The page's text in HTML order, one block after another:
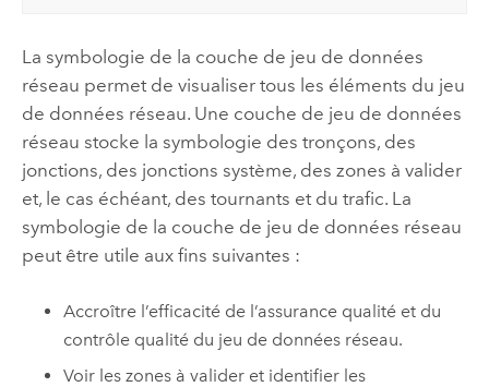
La symbologie de la couche de jeu de données
réseau permet de visualiser tous les éléments du jeu
de données réseau. Une couche de jeu de données
réseau stocke la symbologie des tronçons, des
jonctions, des jonctions système, des zones à valider
et, le cas échéant, des tournants et du trafic. La
symbologie de la couche de jeu de données réseau
peut être utile aux fins suivantes :
Accroître l’efficacité de l’assurance qualité et du
contrôle qualité du jeu de données réseau.
Voir les zones à valider et identifier les